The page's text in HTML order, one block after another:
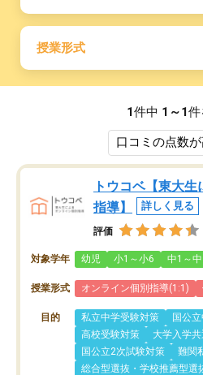
授業形式
1件中 1～1件
トウコベ【東大
指導】
詳しく見る
評価
対象学年 幼児 小1～小6 中1～
授業形式 オンライン個別指導(1:1)
目的 私立中学受験対策
国公
高校受験対策
大学入学
国公立2次試験対策
難関
総合型選抜・学校推薦型選